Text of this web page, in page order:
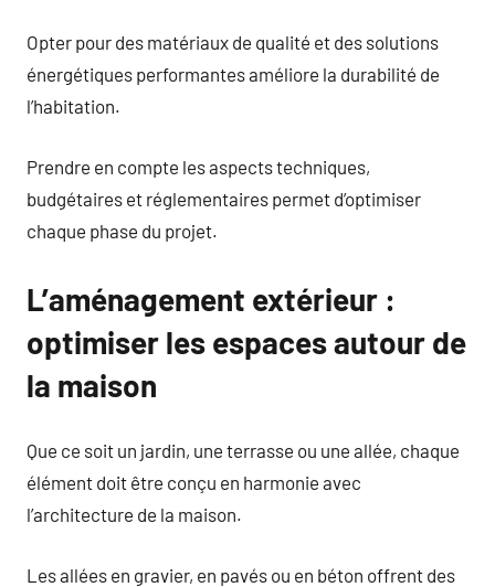
Opter pour des matériaux de qualité et des solutions
énergétiques performantes améliore la durabilité de
l’habitation.
Prendre en compte les aspects techniques,
budgétaires et réglementaires permet d’optimiser
chaque phase du projet.
L’aménagement extérieur :
optimiser les espaces autour de
la maison
Que ce soit un jardin, une terrasse ou une allée, chaque
élément doit être conçu en harmonie avec
l’architecture de la maison.
Les allées en gravier, en pavés ou en béton offrent des